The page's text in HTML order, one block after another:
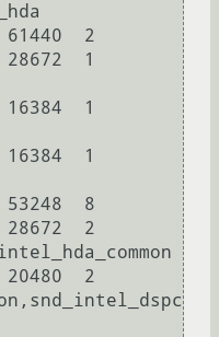
61440  2
1
1
1
8
2
2